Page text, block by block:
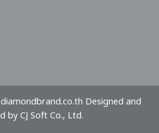
Designed and
byCJ Soft Co., Ltd.